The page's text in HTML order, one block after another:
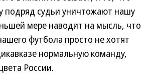
подряд судьи уничтожают нашу
мере наводит на мысль, что
футбола просто не хотят
нормальную команду,
России.